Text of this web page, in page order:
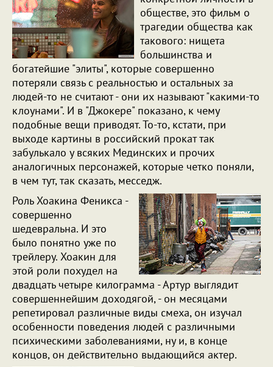
обществе, это фильм о
трагедии общества как
такового: нищета
большинства и
богатейшие "элиты", которые совершенно
потеряли связь с реальностью и остальных за
людей-то не считают - они их называют "какими-то
клоунами". И в "Джокере" показано, к чему
подобные вещи приводят. То-то, кстати, при
выходе картины в российский прокат так
забулькало у всяких Мединских и прочих
аналогичных персонажей, которые четко поняли,
в чем тут, так сказать, месседж.
Роль Хоакина Феникса -
совершенно
шедевральна. И это
было понятно уже по
трейлеру. Хоакин для
этой роли похудел на
двадцать четыре килограмма - Артур выглядит
совершеннейшим доходягой, - он месяцами
репетировал различные виды смеха, он изучал
особенности поведения людей с различными
психическими заболеваниями, ну и, в конце
концов, он действительно выдающийся актер.